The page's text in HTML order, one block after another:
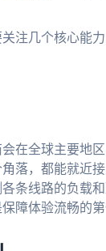
注几个核心能
在全球主要地
落，都能就近
条线路的负载
障体验流畅的第